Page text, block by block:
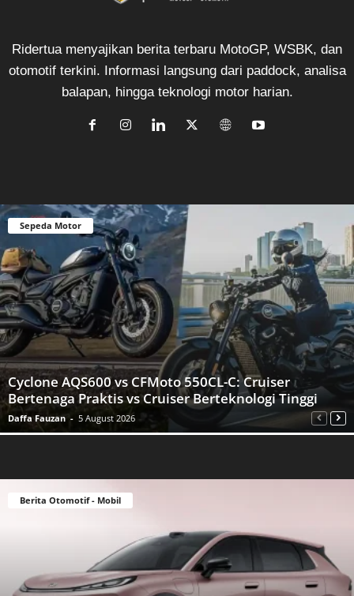
Ridertua menyajikan berita terbaru MotoGP, WSBK, dan
otomotif terkini. Informasi langsung dari paddock, analisa
balapan, hingga teknologi motor harian.
Sepeda Motor
Cyclone AQS600 vs CFMoto 550CL-C: Cruiser
Bertenaga Praktis vs Cruiser Berteknologi Tinggi
Daffa Fauzan - 5 August 2026
Berita Otomotif - Mobil